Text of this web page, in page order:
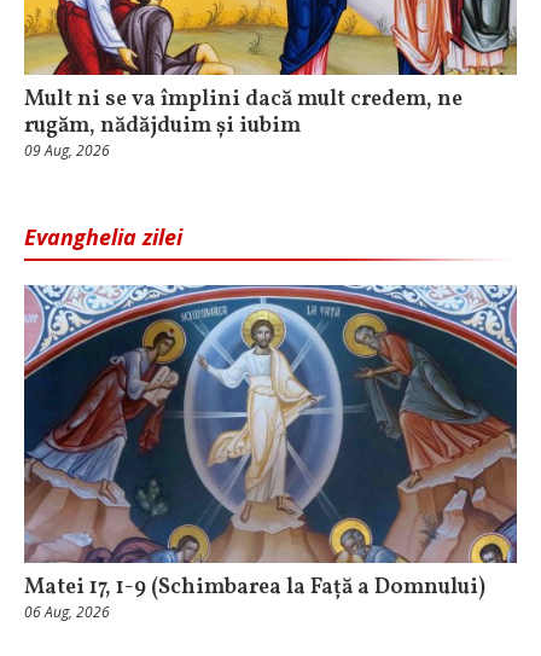
Mult ni se va împlini dacă mult credem, ne
rugăm, nădăjduim și iubim
09 Aug, 2026
Evanghelia zilei
Matei 17, 1-9 (Schimbarea la Față a Domnului)
06 Aug, 2026